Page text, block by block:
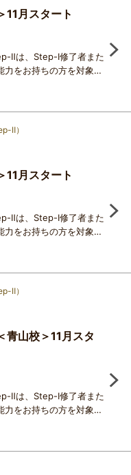
わ 月スタート
Ⅱは、Step-Ⅰ修了者また
力をお持ちの方を対象と
持者の方にも強くお勧
のテーマは、ずばり
of place」。ワイン
ドウ産地の個性が色濃
、この貴重かつ高貴な飲
世界を
Ⅱ）
月スタート
Ⅱは、Step-Ⅰ修了者また
力をお持ちの方を対象と
持者の方にも強くお勧
のテーマは、ずばり
of place」。ワイン
ドウ産地の個性が色濃
、この貴重かつ高貴な飲
世界を
Ⅱ）
山校＞11月スタ
Ⅱは、Step-Ⅰ修了者また
力をお持ちの方を対象と
持者の方にも強くお勧
のテーマは、ずばり
of place」。ワイン